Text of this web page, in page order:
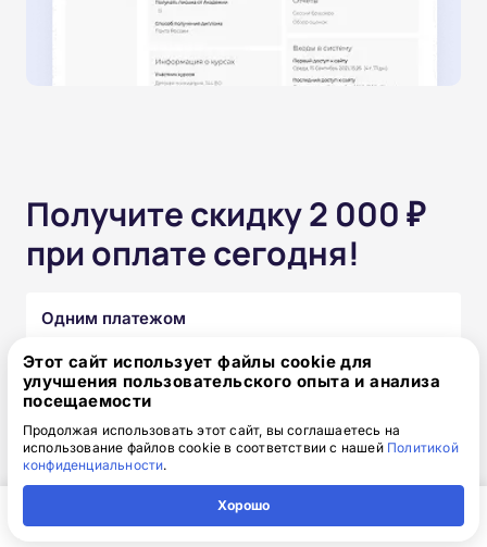
Получите скидку 2 000 ₽
при оплате сегодня!
Одним платежом
от 15 850 ₽ 17 850 ₽ скидка: 2 000 ₽
Частями без переплат
от 1 320₽
Узнать подробнее
Этот сайт использует файлы cookie для
улучшения пользовательского опыта и анализа
посещаемости
Продолжая использовать этот сайт, вы соглашаетесь на
использование файлов cookie в соответствии с нашей Политикой
конфиденциальности.
Хорошо